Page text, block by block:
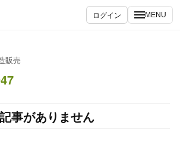
ログイン MENU
販売
記事がありません